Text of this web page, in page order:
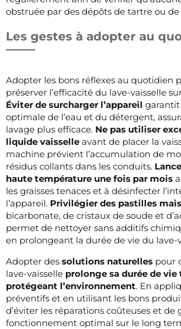
obstruée par des dépôts de tartre ou
Les gestes à adopter au
Adopter les bons réflexes au quotidien
préserver l’efficacité du lave-vaisselle
Éviter de surcharger l’appareil
optimale de l’eau et du détergent,
lavage plus efficace. Ne pas utiliser
liquide vaisselle avant de placer la
machine prévient l’accumulation de
résidus collants dans les conduits.
haute température une fois par mois
les graisses tenaces et à désinfecter
l’appareil. Privilégier des pastilles
bicarbonate, de cristaux de soude et
permet de nettoyer sans additifs
en prolongeant la durée de vie du lave-
Adopter des solutions naturelles pour
lave-vaisselle prolonge sa durée de
protégeant l’environnement. En
préventifs et en utilisant les bons
d’éviter les réparations coûteuses et de
fonctionnement optimal sur le long